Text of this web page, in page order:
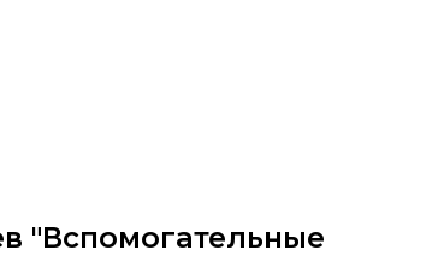
"Вспомогательные